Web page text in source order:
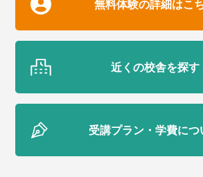
無料体験の詳細はこ
近くの校舎を探す
受講プラン・学費につ